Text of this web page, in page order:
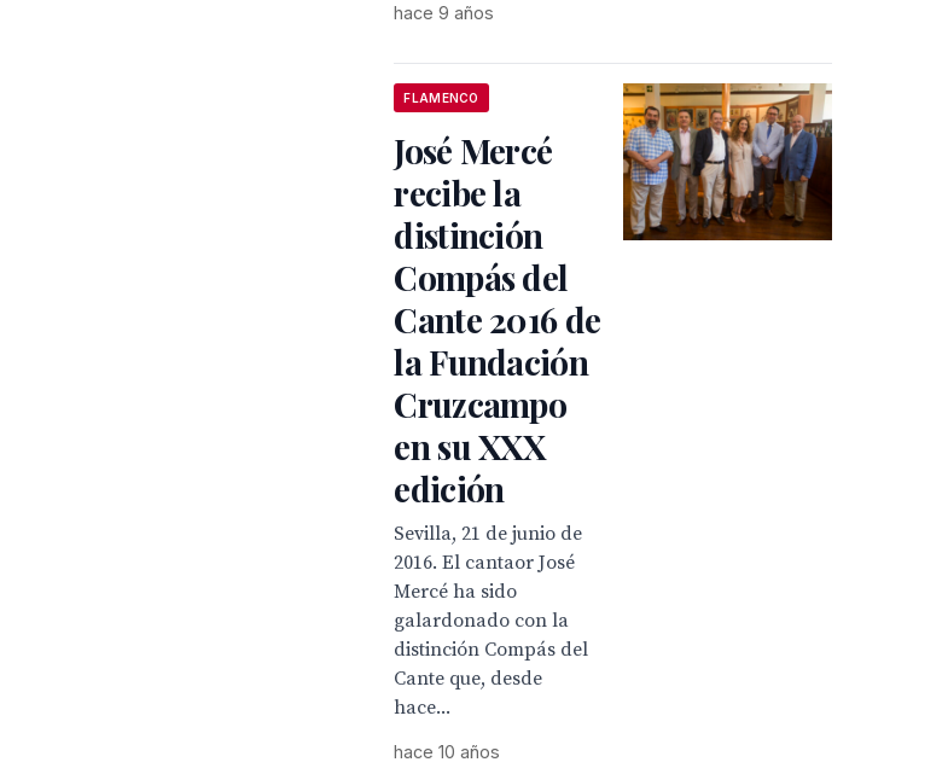
hace 9 años
FLAMENCO
José Mercé
recibe la
distinción
Compás del
Cante 2016 de
la Fundación
Cruzcampo
en su XXX
edición
Sevilla, 21 de junio de
2016. El cantaor José
Mercé ha sido
galardonado con la
distinción Compás del
Cante que, desde
hace...
hace 10 años